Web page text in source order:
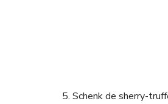
5. Schenk de sherry-